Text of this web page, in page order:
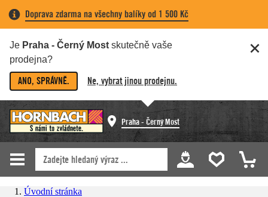
Doprava zdarma na všechny balíky od 1 500 Kč
Je Praha - Černý Most skutečně vaše
prodejna?
ANO, SPRÁVNĚ. Ne, vybrat jinou prodejnu.
Praha - Černý Most
Úvodní stránka